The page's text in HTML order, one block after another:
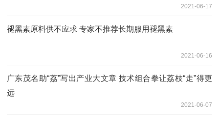
2021-06-17
褪黑素原料供不应求 专家不推荐长期服用褪黑素
2021-06-16
广东茂名助“荔”写出产业大文章 技术组合拳让荔枝“走”得更
远
2021-06-07